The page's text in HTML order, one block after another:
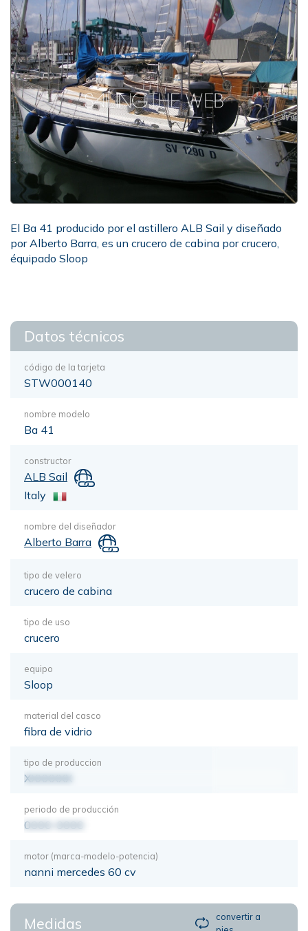
El Ba 41 producido por el astillero ALB Sail y diseñado
por Alberto Barra, es un crucero de cabina por crucero,
équipado Sloop
Datos técnicos
código de la tarjeta
STW000140
nombre modelo
Ba 41
constructor
ALB Sail
Italy
nombre del diseñador
Alberto Barra
tipo de velero
crucero de cabina
tipo de uso
crucero
equipo
Sloop
material del casco
fibra de vidrio
tipo de produccion
XXXXXXX
periodo de producción
0000-0000
motor (marca-modelo-potencia)
nanni mercedes 60 cv
Medidas
convertir a